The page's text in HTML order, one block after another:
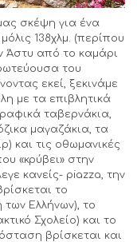
σκέψη για ένα
138χλμ. (περίπου
Άστυ από το καμάρι
του
εκεί, ξεκινάμε
με τα επιβλητικά
ταβερνάκια,
μαγαζάκια, τα
και τις οθωμανικές
«κρύβει» στην
κανείς- piazza, την
το
των Ελλήνων), το
Σχολείο) και το
βρίσκεται και